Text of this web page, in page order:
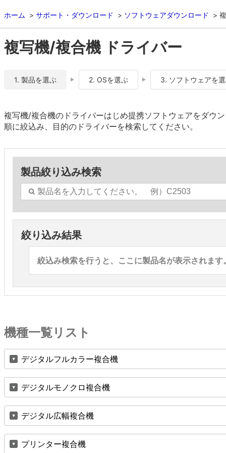
ホーム サポート・ダウンロード ソフトウェアダウンロード
複写機/複合機 ドライバー
1. 製品を選ぶ 2. OSを選ぶ 3. ソフトウェアを
複写機/複合機のドライバーはじめ提携ソフトウェアをダウ
順に絞込み、目的のドライバーを検索してください。
製品絞り込み検索
絞り込み結果
絞込み検索を行うと、ここに製品名が表示されます
機種一覧リスト
デジタルフルカラー複合機
デジタルモノクロ複合機
デジタル広幅複合機
プリンター複合機